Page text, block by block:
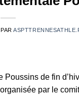
PAR
de fin
par le